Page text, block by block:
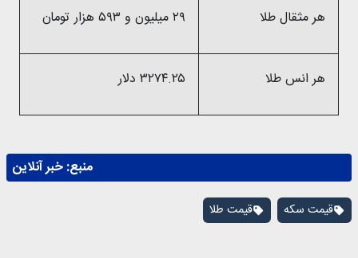
هر مثقال طلا ۲۹ میلیون و ۵۹۳ هزار تومان
هر انس طلا ۳۲۷۴.۲۵ دلار
منبع:خبر آنلاین
قیمت سکه قیمت طلا